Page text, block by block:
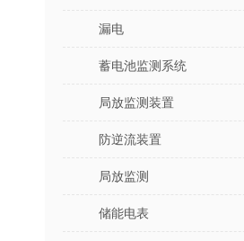
漏电
蓄电池监测系统
局放监测装置
防逆流装置
局放监测
储能电表